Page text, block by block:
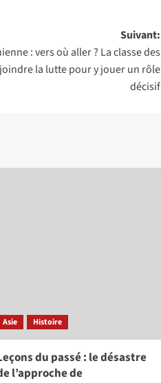
Suivant:
: vers où aller ? La classe des
la lutte pour y jouer un rôle
décisif
Asie Histoire
du passé : le désastre
l’approche de